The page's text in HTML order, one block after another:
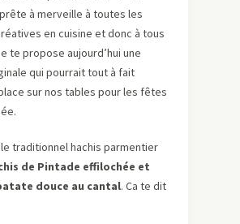
à merveille à toutes les
en cuisine et donc à tous
te propose aujourd’hui une
qui pourrait tout à fait
sur nos tables pour les fêtes
traditionnel hachis parmentier
de Pintade effilochée et
douce au cantal. Ca te dit